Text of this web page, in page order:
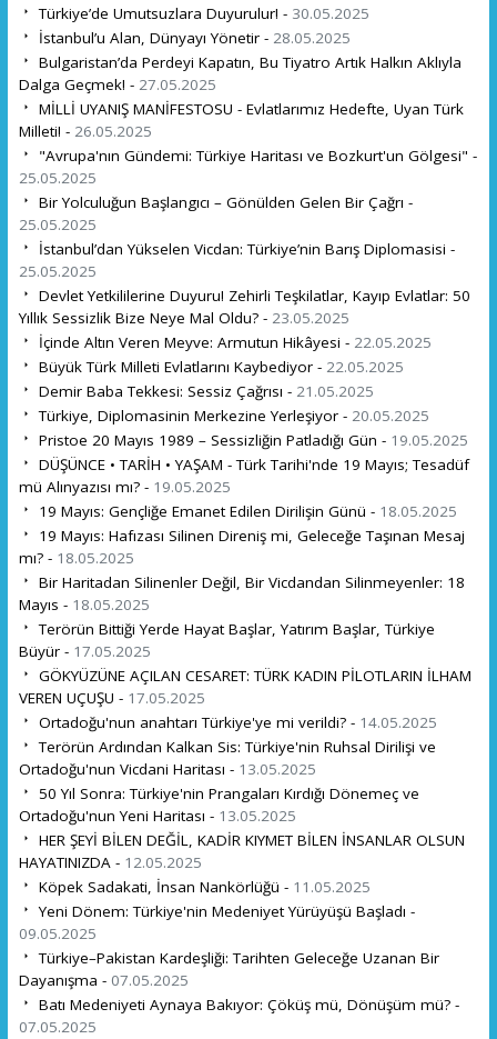
Türkiye’de Umutsuzlara Duyurulur! - 30.05.2025
İstanbul’u Alan, Dünyayı Yönetir - 28.05.2025
Bulgaristan’da Perdeyi Kapatın, Bu Tiyatro Artık Halkın Aklıyla
Dalga Geçmek! - 27.05.2025
MİLLİ UYANIŞ MANİFESTOSU - Evlatlarımız Hedefte, Uyan Türk
Milleti! - 26.05.2025
"Avrupa'nın Gündemi: Türkiye Haritası ve Bozkurt'un Gölgesi" -
25.05.2025
Bir Yolculuğun Başlangıcı – Gönülden Gelen Bir Çağrı -
25.05.2025
İstanbul’dan Yükselen Vicdan: Türkiye’nin Barış Diplomasisi -
25.05.2025
Devlet Yetkililerine Duyuru! Zehirli Teşkilatlar, Kayıp Evlatlar: 50
Yıllık Sessizlik Bize Neye Mal Oldu? - 23.05.2025
İçinde Altın Veren Meyve: Armutun Hikâyesi - 22.05.2025
Büyük Türk Milleti Evlatlarını Kaybediyor - 22.05.2025
Demir Baba Tekkesi: Sessiz Çağrısı - 21.05.2025
Türkiye, Diplomasinin Merkezine Yerleşiyor - 20.05.2025
Pristoe 20 Mayıs 1989 – Sessizliğin Patladığı Gün - 19.05.2025
DÜŞÜNCE • TARİH • YAŞAM - Türk Tarihi'nde 19 Mayıs; Tesadüf
mü Alınyazısı mı? - 19.05.2025
19 Mayıs: Gençliğe Emanet Edilen Dirilişin Günü - 18.05.2025
19 Mayıs: Hafızası Silinen Direniş mi, Geleceğe Taşınan Mesaj
mı? - 18.05.2025
Bir Haritadan Silinenler Değil, Bir Vicdandan Silinmeyenler: 18
Mayıs - 18.05.2025
Terörün Bittiği Yerde Hayat Başlar, Yatırım Başlar, Türkiye
Büyür - 17.05.2025
GÖKYÜZÜNE AÇILAN CESARET: TÜRK KADIN PİLOTLARIN İLHAM
VEREN UÇUŞU - 17.05.2025
Ortadoğu'nun anahtarı Türkiye'ye mi verildi? - 14.05.2025
Terörün Ardından Kalkan Sis: Türkiye'nin Ruhsal Dirilişi ve
Ortadoğu'nun Vicdani Haritası - 13.05.2025
50 Yıl Sonra: Türkiye'nin Prangaları Kırdığı Dönemeç ve
Ortadoğu'nun Yeni Haritası - 13.05.2025
HER ŞEYİ BİLEN DEĞİL, KADİR KIYMET BİLEN İNSANLAR OLSUN
HAYATINIZDA - 12.05.2025
Köpek Sadakati, İnsan Nankörlüğü - 11.05.2025
Yeni Dönem: Türkiye'nin Medeniyet Yürüyüşü Başladı -
09.05.2025
Türkiye–Pakistan Kardeşliği: Tarihten Geleceğe Uzanan Bir
Dayanışma - 07.05.2025
Batı Medeniyeti Aynaya Bakıyor: Çöküş mü, Dönüşüm mü? -
07.05.2025